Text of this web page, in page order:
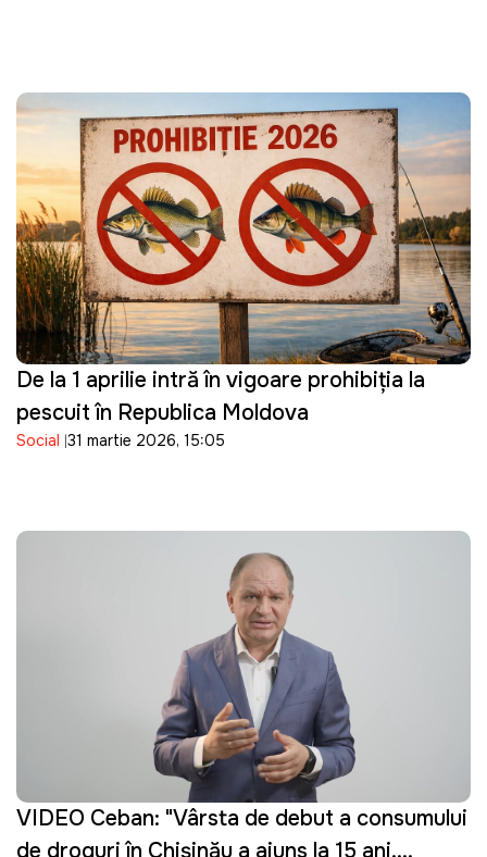
De la 1 aprilie intră în vigoare prohibiția la
pescuit în Republica Moldova
Social 31 martie 2026, 15:05
VIDEO Ceban: "Vârsta de debut a consumului
de droguri în Chișinău a ajuns la 15 ani.